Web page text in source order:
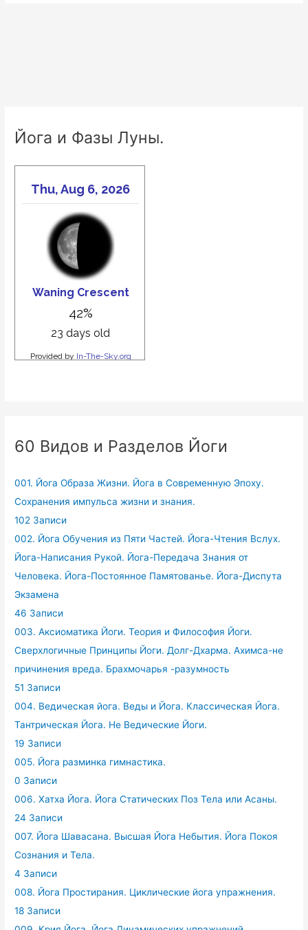
Йога и Фазы Луны.
60 Видов и Разделов Йоги
001. Йога Образа Жизни. Йога в Современную Эпоху.
Сохранения импульса жизни и знания.
102 Записи
002. Йога Обучения из Пяти Частей. Йога-Чтения Вслух.
Йога-Написания Рукой. Йога-Передача Знания от
Человека. Йога-Постоянное Памятованье. Йога-Диспута
Экзамена
46 Записи
003. Аксиоматика Йоги. Теория и Философия Йоги.
Сверхлогичные Принципы Йоги. Долг-Дхарма. Ахимса-не
причинения вреда. Брахмочарья -разумность
51 Записи
004. Ведическая йога. Веды и Йога. Классическая Йога.
Тантрическая Йога. Не Ведические Йоги.
19 Записи
005. Йога разминка гимнастика.
0 Записи
006. Хатха Йога. Йога Статических Поз Тела или Асаны.
24 Записи
007. Йога Шавасана. Высшая Йога Небытия. Йога Покоя
Сознания и Тела.
4 Записи
008. Йога Простирания. Циклические йога упражнения.
18 Записи